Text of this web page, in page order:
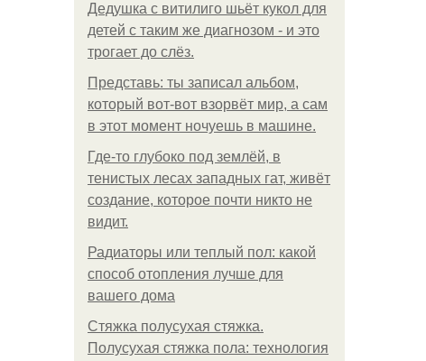
Дедушка с витилиго шьёт кукол для
детей с таким же диагнозом - и это
трогает до слёз.
Представь: ты записал альбом,
который вот-вот взорвёт мир, а сам
в этот момент ночуешь в машине.
Где-то глубоко под землёй, в
тенистых лесах западных гат, живёт
создание, которое почти никто не
видит.
Радиаторы или теплый пол: какой
способ отопления лучше для
вашего дома
Стяжка полусухая стяжка.
Полусухая стяжка пола: технология